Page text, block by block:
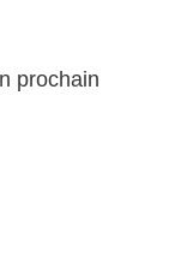
prochain